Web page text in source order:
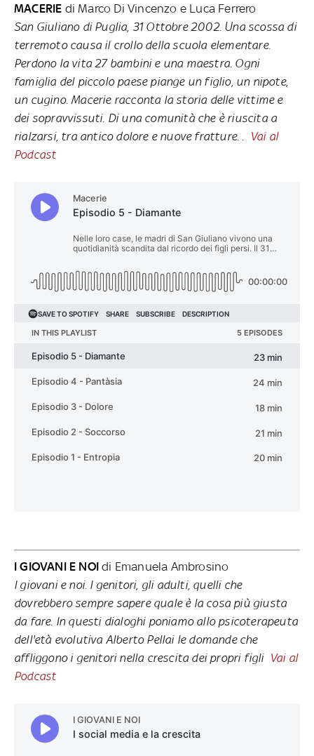
MACERIE di Marco Di Vincenzo e Luca Ferrero
San Giuliano di Puglia, 31 Ottobre 2002. Una scossa di
terremoto causa il crollo della scuola elementare.
Perdono la vita 27 bambini e una maestra. Ogni
famiglia del piccolo paese piange un figlio, un nipote,
un cugino. Macerie racconta la storia delle vittime e
dei sopravvissuti. Di una comunità che è riuscita a
rialzarsi, tra antico dolore e nuove fratture. .
Vai al
Podcast
I GIOVANI E NOI di Emanuela Ambrosino
I giovani e noi. I genitori, gli adulti, quelli che
dovrebbero sempre sapere quale è la cosa più giusta
da fare. In questi dialoghi poniamo allo psicoterapeuta
dell'età evolutiva Alberto Pellai le domande che
affliggono i genitori nella crescita dei propri figli Vai al
Podcast